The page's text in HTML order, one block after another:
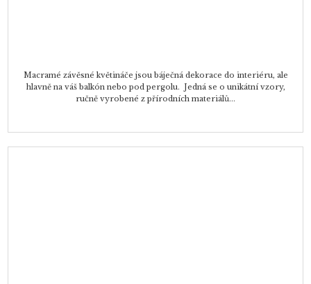
Macramé závěsné květináče jsou báječná dekorace do interiéru, ale
hlavně na váš balkón nebo pod pergolu. Jedná se o unikátní vzory,
ručně vyrobené z přírodních materiálů...